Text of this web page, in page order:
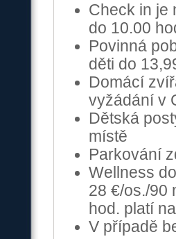
Check in je
do 10.00
Povinná
děti do
Domácí
vyžádání v
Dětská
místě
Parkování
Wellness
28 €/os./90
hod. platí
V případě